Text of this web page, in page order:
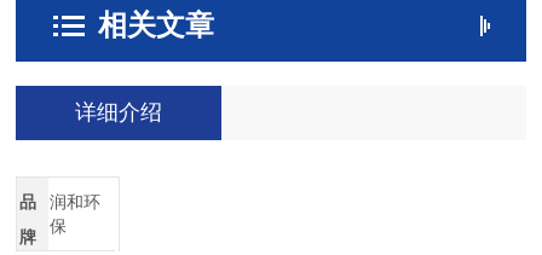
相关文章
详细介绍
品
牌
润和环
保